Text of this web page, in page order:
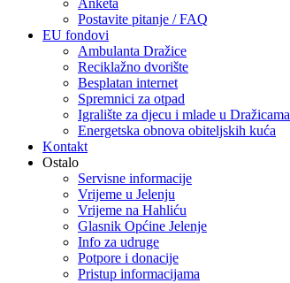
Anketa
Postavite pitanje / FAQ
EU fondovi
Ambulanta Dražice
Reciklažno dvorište
Besplatan internet
Spremnici za otpad
Igralište za djecu i mlade u Dražicama
Energetska obnova obiteljskih kuća
Kontakt
Ostalo
Servisne informacije
Vrijeme u Jelenju
Vrijeme na Hahliću
Glasnik Općine Jelenje
Info za udruge
Potpore i donacije
Pristup informacijama